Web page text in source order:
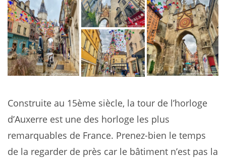
Construite au 15ème siècle, la tour de l’horloge
d’Auxerre est une des horloge les plus
remarquables de France. Prenez-bien le temps
de la regarder de près car le bâtiment n’est pas la